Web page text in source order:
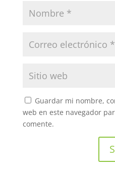
Guardar mi nombre,
web en este navegador
comente.